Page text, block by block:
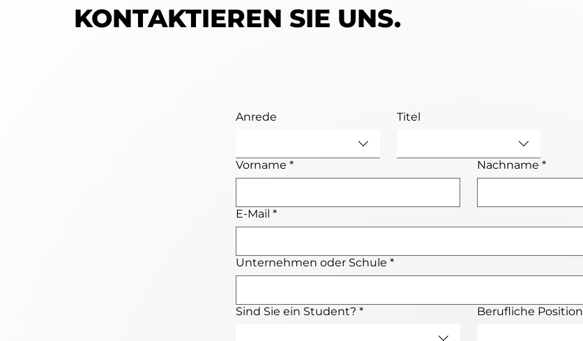
Anrede Titel
Vorname * Nachname *
E-Mail *
Unternehmen oder Schule *
Sind Sie ein Student? * Berufliche Position
KONTAKTIEREN SIE UNS.